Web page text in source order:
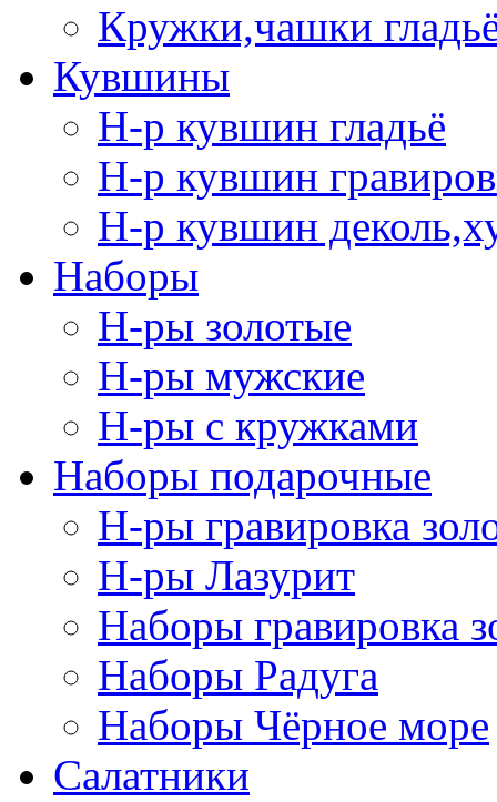
Кружки,чашки
Кувшины
Н-р кувшин гладьё
Н-р кувшин
Н-р кувшин
Наборы
Н-ры золотые
Н-ры мужские
Н-ры с кружками
Наборы подарочные
Н-ры гравировка
Н-ры Лазурит
Наборы гравировка
Наборы Радуга
Наборы Чёрное море
Салатники